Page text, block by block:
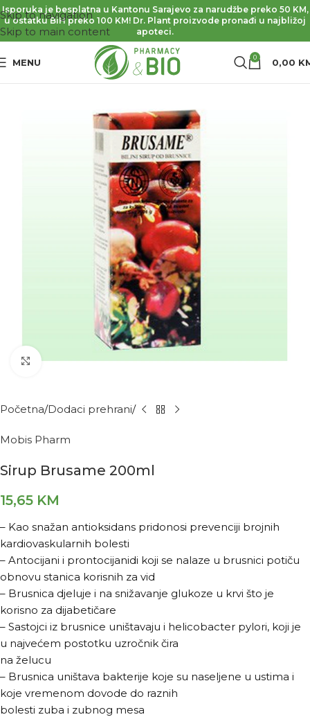
Skip to navigation
Skip to main content
Isporuka je besplatna u Kantonu Sarajevo za narudžbe preko 50 KM,
u ostatku BiH preko 100 KM! Dr. Plant proizvode pronađi u najbližoj
apoteci.
MENU 0 0,00
Kliknite za povećanje
Početna Dodaci prehrani
Mobis Pharm
Sirup Brusame 200ml
15,65 KM
– Kao snažan antioksidans pridonosi prevenciji brojnih
kardiovaskularnih bolesti
– Antocijani i prontocijanidi koji se nalaze u brusnici potiču
obnovu stanica korisnih za vid
– Brusnica djeluje i na snižavanje glukoze u krvi što je
korisno za dijabetičare
– Sastojci iz brusnice uništavaju i helicobacter pylori, koji je
u najvećem postotku uzročnik čira
na želucu
– Brusnica uništava bakterije koje su naseljene u ustima i
koje vremenom dovode do raznih
bolesti zuba i zubnog mesa